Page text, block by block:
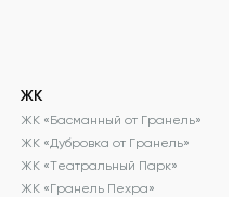
ЖК
ЖК «Басманный от Гранель»
ЖК «Дубровка от Гранель»
ЖК «Театральный Парк»
ЖК «Гранель Пехра»